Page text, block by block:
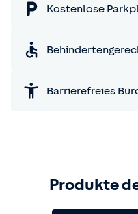
Kostenlose
Barrierefreies
Produkte